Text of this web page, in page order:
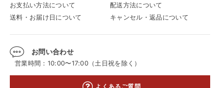
お支払い方法について
配送方法について
送料・お届け日について
キャンセル・返品について
お問い合わせ
営業時間：10:00〜17:00（土日祝を除く）
よくあるご質問